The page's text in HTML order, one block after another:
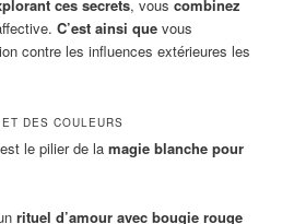
ces secrets, vous combinez
C’est ainsi quevous
contre les influences extérieures les
DES COULEURS
est le pilier de lamagie blanche pour
rituel d’amour avec bougie rouge